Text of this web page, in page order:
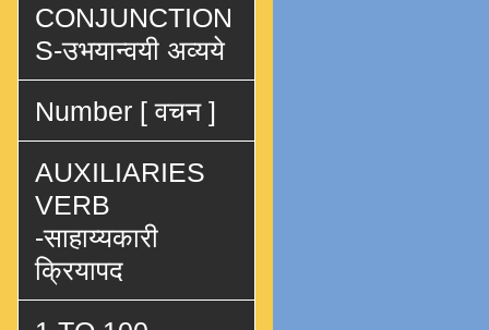
CONJUNCTION
S-उभयान्वयी अव्यये
Number [ वचन ]
AUXILIARIES
VERB
-साहाय्यकारी
क्रियापद